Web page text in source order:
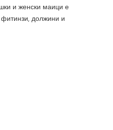
и женски маици е
должини и